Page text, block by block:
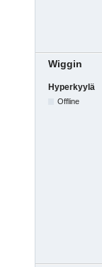
Wiggin
Hyperkyylä
Offline